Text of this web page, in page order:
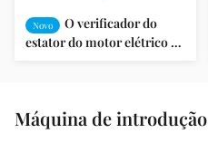
Novo
O verificador do
estator do motor elétrico de
Máquina de